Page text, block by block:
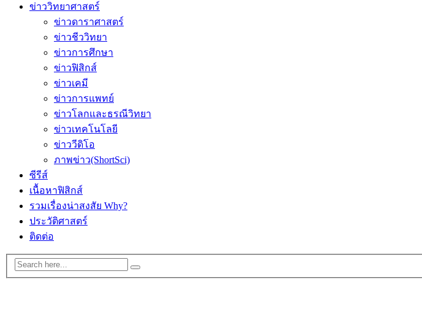
ข่าววิทยาศาสตร์
ข่าวดาราศาสตร์
ข่าวชีววิทยา
ข่าวการศึกษา
ข่าวฟิสิกส์
ข่าวเคมี
ข่าวการแพทย์
ข่าวโลกและธรณีวิทยา
ข่าวเทคโนโลยี
ข่าววีดิโอ
ภาพข่าว(ShortSci)
ซีรีส์
เนื้อหาฟิสิกส์
รวมเรื่องน่าสงสัย Why?
ประวัติศาสตร์
ติดต่อ